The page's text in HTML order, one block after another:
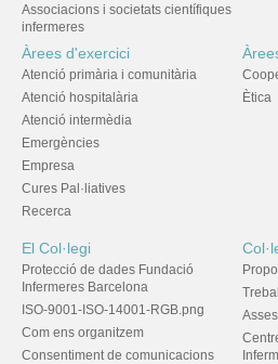
Associacions i societats científiques
infermeres
Àrees d'exercici
Atenció primària i comunitària
Atenció hospitalària
Atenció intermèdia
Emergències
Empresa
Cures Pal·liatives
Recerca
Ètica
El Col·legi
Protecció de dades Fundació
Infermeres Barcelona
ISO-9001-ISO-14001-RGB.png
Com ens organitzem
Consentiment de comunicacions